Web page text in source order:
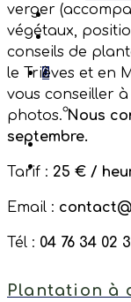
Prestations
Se
0
Votre
verger
végétaux,
conseils de
le Trièves et en
vous conseiller
photos.Nous
septembre.
Tarif : 25 € /
Email :
Tél : 04 76 34 02
Plantation à